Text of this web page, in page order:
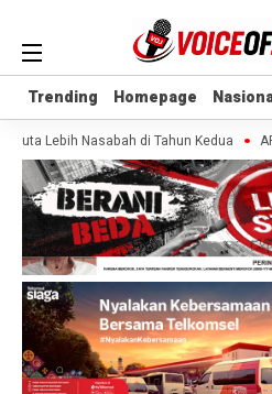
Trending Homepage
Trending Homepage
Lebih Nasabah di Tahun Kedua